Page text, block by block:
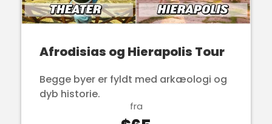
Afrodisias og Hierapolis Tour
Begge byer er fyldt med arkæologi og
dyb historie.
fra